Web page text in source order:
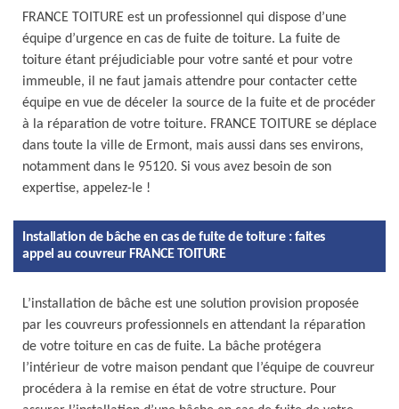
FRANCE TOITURE est un professionnel qui dispose d’une
équipe d’urgence en cas de fuite de toiture. La fuite de
toiture étant préjudiciable pour votre santé et pour votre
immeuble, il ne faut jamais attendre pour contacter cette
équipe en vue de déceler la source de la fuite et de procéder
à la réparation de votre toiture. FRANCE TOITURE se déplace
dans toute la ville de Ermont, mais aussi dans ses environs,
notamment dans le 95120. Si vous avez besoin de son
expertise, appelez-le !
Installation de bâche en cas de fuite de toiture : faites
appel au couvreur FRANCE TOITURE
L’installation de bâche est une solution provision proposée
par les couvreurs professionnels en attendant la réparation
de votre toiture en cas de fuite. La bâche protégera
l’intérieur de votre maison pendant que l’équipe de couvreur
procédera à la remise en état de votre structure. Pour